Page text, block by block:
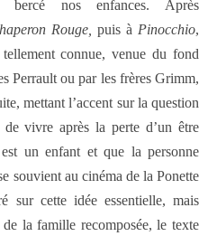
nos enfances. Après
Rouge, puis à Pinocchio,
connue, venue du fond
Perrault ou par les frères Grimm,
mettant l’accent sur la question
vivre après la perte d’un être
un enfant et que la personne
souvient au cinéma de la Ponette
sur cette idée essentielle, mais
la famille recomposée, le texte